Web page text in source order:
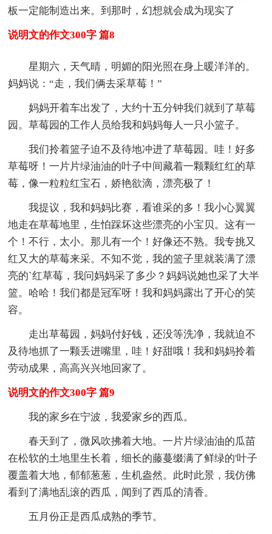
板一定能制造出来。到那时，幻想就会成为现实了
说明文的作文300字 篇8
星期六，天气晴，明媚的阳光照在身上暖洋洋的。
妈妈说：“走，我们俩去采草莓！”
妈妈开着车出发了，大约十五分钟我们就到了草莓
园。草莓园的工作人员给我和妈妈每人一只小篮子。
我们拎着篮子迫不及待地冲进了草莓园。哇！好多
草莓呀！一片片绿油油的叶子中间藏着一颗颗红红的草
莓，像一粒粒红宝石，娇艳欲滴，漂亮极了！
我提议，我和妈妈比赛，看谁采的多！我小心翼翼
地走在草莓地里，生怕踩坏这些漂亮的小宝贝。这有一
个！不行，太小。那儿有一个！好像还不熟。我专挑又
红又大的草莓来采。不知不觉，我的篮子里就装满了漂
亮的`红草莓，我问妈妈采了多少？妈妈说她也采了大半
篮。哈哈！我们都是冠军呀！我和妈妈露出了开心的笑
容。
走出草莓园，妈妈付好钱，还没等洗净，我就迫不
及待地抓了一颗丢进嘴里，哇！好甜哦！我和妈妈拎着
劳动成果，高高兴兴地回家了。
说明文的作文300字 篇9
我的家乡在宁波，我爱家乡的西瓜。
春天到了，微风吹拂着大地。一片片绿油油的瓜苗
在松软的土地里生长着，细长的藤蔓缀满了鲜绿的'叶子
覆盖着大地，郁郁葱葱，生机盎然。此时此景，我仿佛
看到了满地乱滚的西瓜，闻到了西瓜的清香。
五月份正是西瓜成熟的季节。